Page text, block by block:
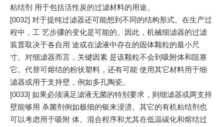
粘结剂 用于包括活性炭的过滤材料的用途。
[0032] 对于提纯过滤器还可能想到不同的结构形式。在生产过
程中，工 艺步骤的变化是可能的。因此，机械细滤器的过滤
装置取决于各自用 途或在滤液中存在的固体颗粒的最小尺
寸。对细滤器而言，关键因素 是该颗粒不会到吸附体和阻塞
它。代替可熔结的粉状塑料，还有可能 使用其它材料用于细
滤器或用于支持壁，例如多孔陶瓷。
[0033] 如果必须满足滤液无菌的特别要求，则细滤器或两支持
壁能够用 杀菌剂例如极细的银来浸渍。其它的有机粘结剂也
可以考虑用于吸附 体。混合程序和尤其在低温碳化和熔结过